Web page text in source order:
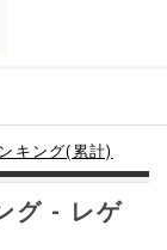
キング(累計)
グ - レゲ